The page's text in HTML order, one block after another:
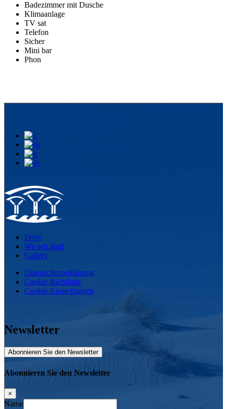
Badezimmer mit Dusche
Klimaanlage
TV sat
Telefon
Sicher
Mini bar
Phon
Ferry
Wo wir sind
Gallery
Datenschutzerklärung
Cookie-Richtlinie
Cookie-Einstellungen
Newsletter
Abonnieren Sie den Newsletter
Abonnieren Sie den Newsletter
×
Name